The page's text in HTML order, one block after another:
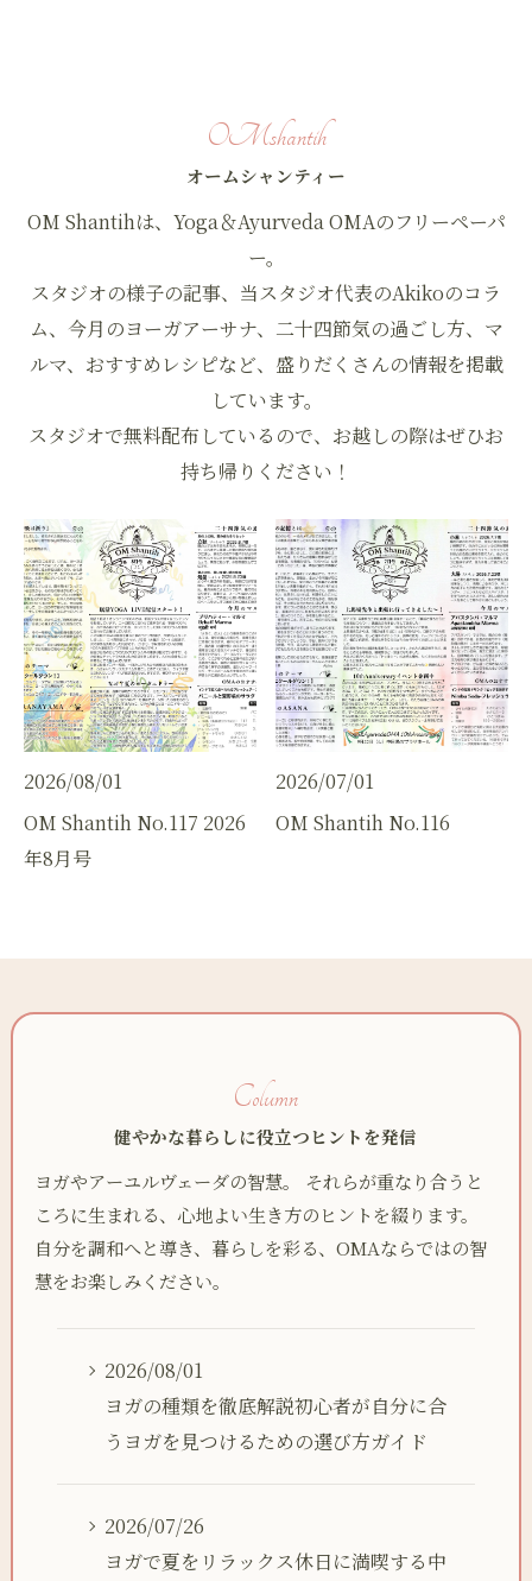
オームシャンティー
OMshantih
OM Shantihは、Yoga＆Ayurveda OMAのフリーペーパ
ー。
スタジオの様子の記事、当スタジオ代表のAkikoのコラ
ム、今月のヨーガアーサナ、二十四節気の過ごし方、マ
ルマ、おすすめレシピなど、盛りだくさんの情報を掲載
しています。
スタジオで無料配布しているので、お越しの際はぜひお
持ち帰りください！
2026/08/01
OM Shantih No.117 2026
年8月号
2026/07/01
OM Shantih No.116
健やかな暮らしに役立つヒントを発信
Column
ヨガやアーユルヴェーダの智慧。 それらが重なり合うと
ころに生まれる、心地よい生き方のヒントを綴ります。
自分を調和へと導き、暮らしを彩る、OMAならではの智
慧をお楽しみください。
2026/08/01
ヨガの種類を徹底解説初心者が自分に合
うヨガを見つけるための選び方ガイド
2026/07/26
ヨガで夏をリラックス休日に満喫する中